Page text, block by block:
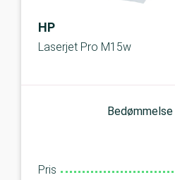
HP
Laserjet Pro M15w
Bedømmelse
Pris